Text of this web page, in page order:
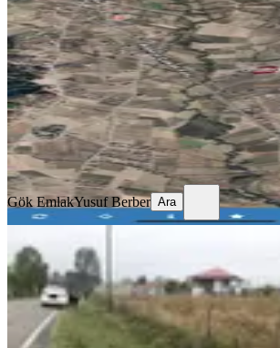
Kahramanmaraş, Andırın
3993 m²·1.302/m²·
5.200.000 ₺
Gök EmlakYusuf Berber
Ara
Gök EmlakYusuf Berber Ara
Sahibinden
Cepheli Yayla
Kaçırılmayacak Tarla
Kahramanmaraş, Andırın